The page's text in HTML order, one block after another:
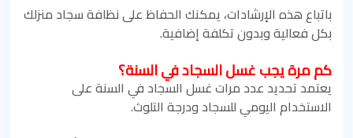
باتباع هذه الإرشادات، يمكنك الحفاظ على نظافة سجاد منزلك
بكل فعالية وبدون تكلفة إضافية.
كم مرة يجب غسل السجاد في السنة؟
يعتمد تحديد عدد مرات غسل السجاد في السنة على
الاستخدام اليومي للسجاد ودرجة التلوث.